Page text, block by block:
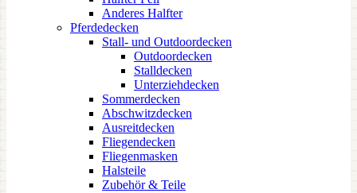
Anderes Halfter
Pferdedecken
Stall- und Outdoordecken
Outdoordecken
Stalldecken
Unterziehdecken
Sommerdecken
Abschwitzdecken
Ausreitdecken
Fliegendecken
Fliegenmasken
Halsteile
Zubehör & Teile